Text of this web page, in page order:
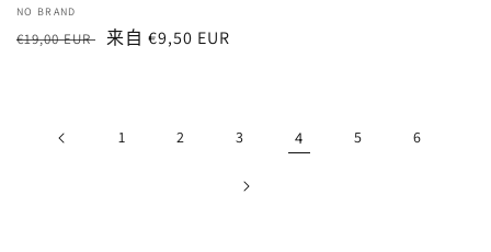
厂
商：
NO BRAND
常
€19,00 EUR
促
来自 €9,50 EUR
1 2 3 4 5 6